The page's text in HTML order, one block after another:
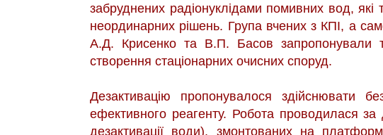
забруднених радіонуклідами помивних вод,
неординарних рішень. Група вчених з КПІ, а
А.Д. Крисенко та В.П. Басов запропонували
створення стаціонарних очисних споруд.
Дезактивацію пропонувалося здійснювати
ефективного реагенту. Робота проводилася
дезактивації води), змонтованих на